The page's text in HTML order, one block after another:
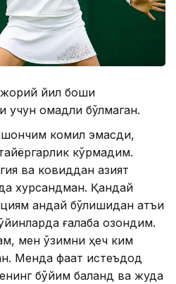
жорий йил боши
учун омадли бўлмаган.
комил эмасди,
кўрмадим.
ва ковиддан азият
хурсандман. Қандай
қандай бўлишидан қатъи
ғалаба қозондим.
мен ўзимни ҳеч ким
Менда фақат истеъдод
бўйим баланд ва жуда